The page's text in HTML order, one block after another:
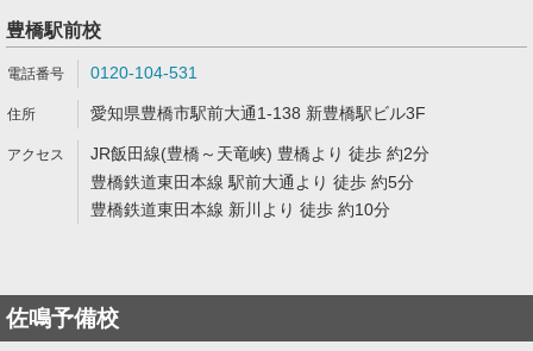
豊橋駅前校
0120-104-531
愛知県豊橋市駅前大通1-138 新豊橋駅ビル3F
JR飯田線(豊橋～天竜峡) 豊橋より 徒歩 約2分
豊橋鉄道東田本線 駅前大通より 徒歩 約5分
豊橋鉄道東田本線 新川より 徒歩 約10分
佐鳴予備校